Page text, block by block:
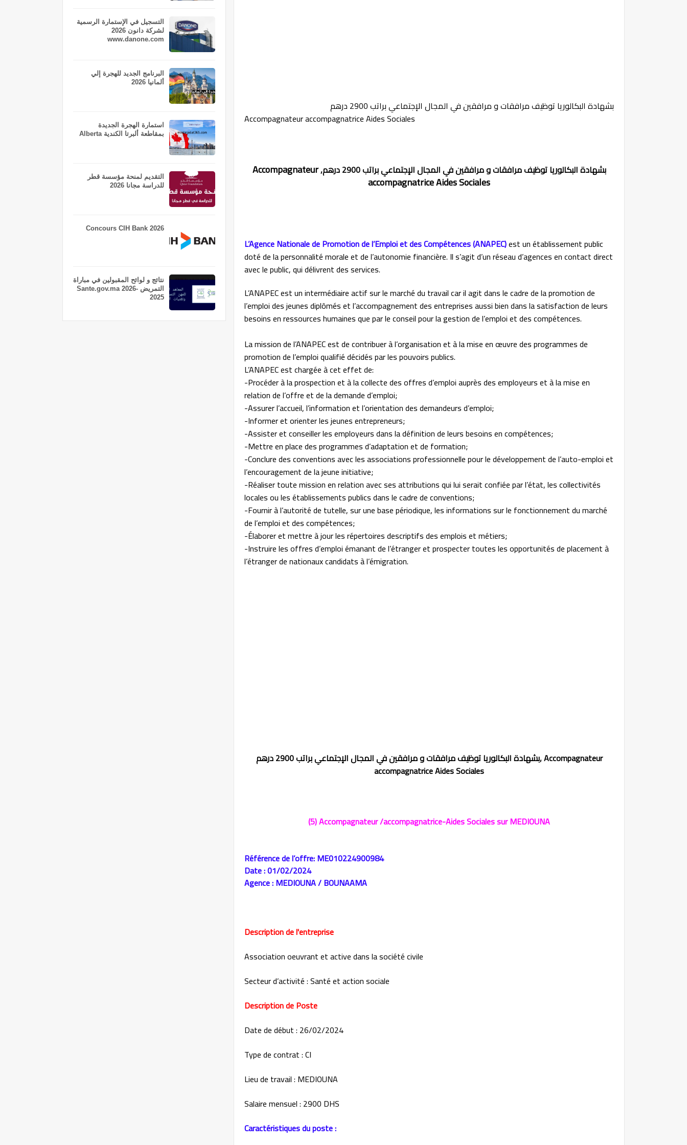
بشهادة البكالوريا توظيف مرافقات و مرافقين في المجال الإجتماعي براتب 2900 درهم
Accompagnateur accompagnatrice Aides Sociales
بشهادة البكالوريا توظيف مرافقات و مرافقين في المجال الإجتماعي براتب 2900 درهم, Accompagnateur
accompagnatrice Aides Sociales
L’Agence Nationale de Promotion de l’Emploi et des Compétences (ANAPEC)est un établissement public
doté de la personnalité morale et de l’autonomie financière. Il s’agit d’un réseau d’agences en contact direct
avec le public, qui délivrent des services.
L’ANAPEC est un intermédiaire actif sur le marché du travail car il agit dans le cadre de la promotion de
l’emploi des jeunes diplômés et l’accompagnement des entreprises aussi bien dans la satisfaction de leurs
besoins en ressources humaines que par le conseil pour la gestion de l’emploi et des compétences.
La mission de l’ANAPEC est de contribuer à l’organisation et à la mise en œuvre des programmes de
promotion de l’emploi qualifié décidés par les pouvoirs publics.
L’ANAPEC est chargée à cet effet de:
-Procéder à la prospection et à la collecte des offres d’emploi auprès des employeurs et à la mise en
relation de l’offre et de la demande d’emploi;
-Assurer l’accueil, l’information et l’orientation des demandeurs d’emploi;
-Informer et orienter les jeunes entrepreneurs;
-Assister et conseiller les employeurs dans la définition de leurs besoins en compétences;
-Mettre en place des programmes d’adaptation et de formation;
-Conclure des conventions avec les associations professionnelle pour le développement de l’auto-emploi et
l’encouragement de la jeune initiative;
-Réaliser toute mission en relation avec ses attributions qui lui serait confiée par l’état, les collectivités
locales ou les établissements publics dans le cadre de conventions;
-Fournir à l’autorité de tutelle, sur une base périodique, les informations sur le fonctionnement du marché
de l’emploi et des compétences;
-Élaborer et mettre à jour les répertoires descriptifs des emplois et métiers;
-Instruire les offres d’emploi émanant de l’étranger et prospecter toutes les opportunités de placement à
l’étranger de nationaux candidats à l’émigration.
بشهادة البكالوريا توظيف مرافقات و مرافقين في المجال الإجتماعي براتب 2900 درهم,Accompagnateur
accompagnatrice Aides Sociales
(5) Accompagnateur /accompagnatrice-Aides Sociales sur MEDIOUNA
Référence de l’offre: ME010224900984
Date : 01/02/2024
Agence : MEDIOUNA / BOUNAAMA
Description de l'entreprise
Association oeuvrant et active dans la société civile
Secteur d’activité : Santé et action sociale
Description de Poste
Date de début : 26/02/2024
Type de contrat : CI
Lieu de travail : MEDIOUNA
Salaire mensuel : 2900 DHS
Caractéristiques du poste :
التسجيل في الإستمارة الرسمية
لشركة دانون 2026
www.danone.com
البرنامج الجديد للهجرة إلي
ألمانيا 2026
استمارة الهجرة الجديدة
بمقاطعة ألبرتا الكندية Alberta
التقديم لمنحة مؤسسة قطر
للدراسة مجانا 2026
Concours CIH Bank 2026
نتائج و لوائح المقبولين في مباراة
التمريض Sante.gov.ma 2026-
2025